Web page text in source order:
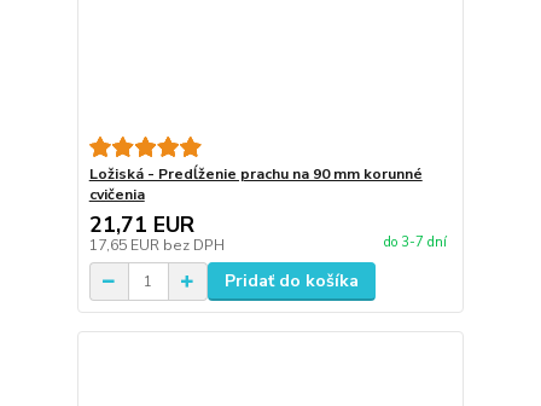
Ložiská - Predĺženie prachu na 90 mm korunné
cvičenia
21,71 EUR
17,65 EUR bez DPH do 3-7 dní
Pridať do košíka